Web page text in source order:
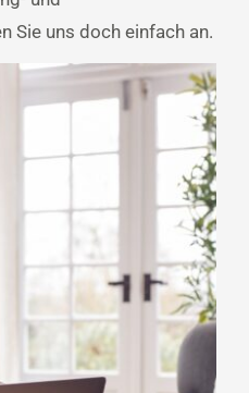
Sie uns doch einfach an.